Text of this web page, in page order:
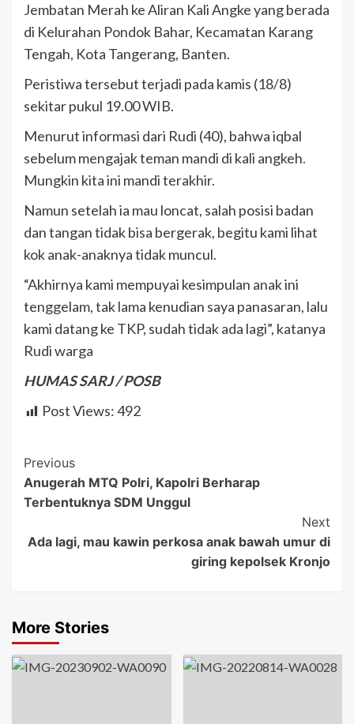
Jembatan Merah ke Aliran Kali Angke yang berada
di Kelurahan Pondok Bahar, Kecamatan Karang
Tengah, Kota Tangerang, Banten.
Peristiwa tersebut terjadi pada kamis (18/8)
sekitar pukul 19.00 WIB.
Menurut informasi dari Rudi (40), bahwa iqbal
sebelum mengajak teman mandi di kali angkeh.
Mungkin kita ini mandi terakhir.
Namun setelah ia mau loncat, salah posisi badan
dan tangan tidak bisa bergerak, begitu kami lihat
kok anak-anaknya tidak muncul.
“Akhirnya kami mempuyai kesimpulan anak ini
tenggelam, tak lama kenudian saya panasaran, lalu
kami datang ke TKP, sudah tidak ada lagi”, katanya
Rudi warga
HUMAS SARJ / POSB
Post Views:492
Post
Navigation
Previous
Anugerah MTQ Polri, Kapolri Berharap
Terbentuknya SDM Unggul
Next
Ada lagi, mau kawin perkosa anak bawah umur di
giring kepolsek Kronjo
More Stories